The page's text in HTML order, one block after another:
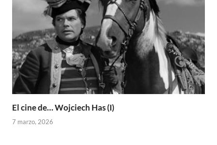
El cine de… Wojciech Has (I)
7 marzo, 2026